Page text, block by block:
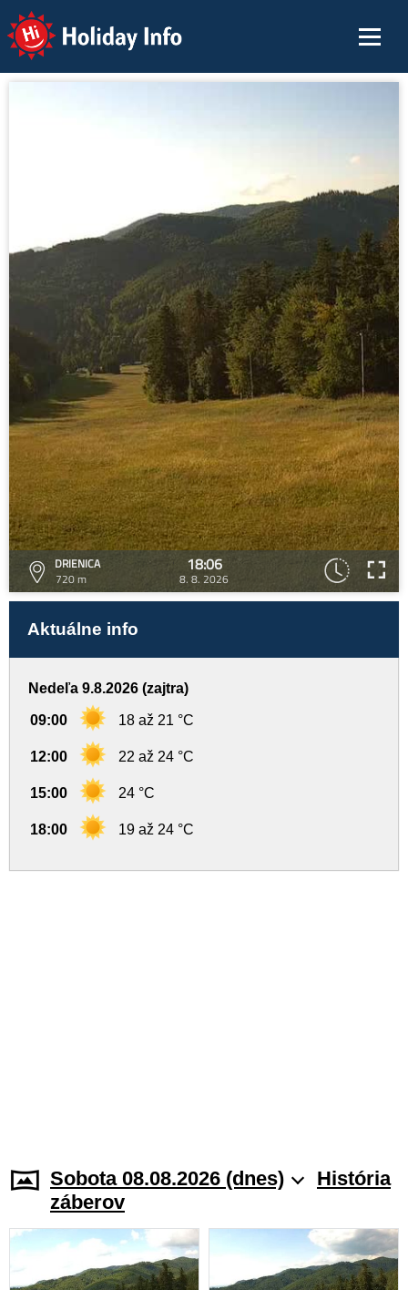
Holiday Info
DRIENICA
720 m
18:06
8. 8. 2026
Aktuálne info
Nedeľa 9.8.2026 (zajtra)
09:00 18 až 21 °C
12:00 22 až 24 °C
15:00 24 °C
18:00 19 až 24 °C
Sobota 08.08.2026 (dnes)
História
záberov